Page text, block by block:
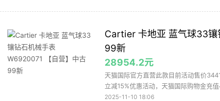
Cartier 卡地亚 蓝气球33
99新
28954.2元
天猫国际官方直营此款目前活动售价
立减15%优惠活动，天猫国际购物金充
2025-11-10 18:06